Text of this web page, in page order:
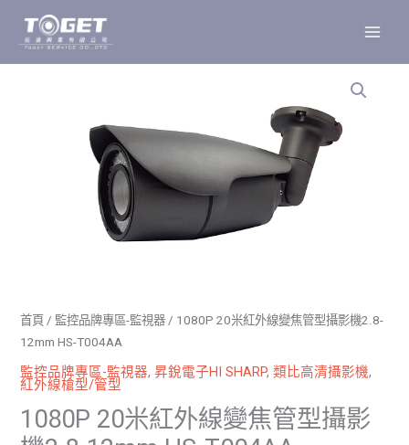
主
首頁 / 監控品牌專區-監視器 / 1080P 20米紅外線變焦管型攝影機2.8-
12mm HS-T004AA
監控品牌專區-監視器,昇銳電子HI SHARP,類比高清攝影機,
紅外線槍型/管型
1080P 20米紅外線變焦管型攝影